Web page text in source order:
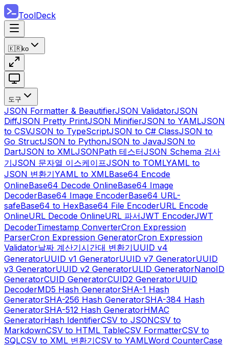
ToolDeck
🇰🇷ko
도구
JSON Formatter & BeautifierJSON ValidatorJSON
DiffJSON Pretty PrintJSON MinifierJSON to YAMLJSON
to CSVJSON to TypeScriptJSON to C# ClassJSON to
Go StructJSON to PythonJSON to JavaJSON to
DartJSON to XMLJSONPath 테스터JSON Schema 검사
기JSON 문자열 이스케이프JSON to TOMLYAML to
JSON 변환기YAML to XMLBase64 Encode
OnlineBase64 Decode OnlineBase64 Image
DecoderBase64 Image EncoderBase64 URL-
safeBase64 to HexBase64 File EncoderURL Encode
OnlineURL Decode OnlineURL 파서JWT EncoderJWT
DecoderTimestamp ConverterCron Expression
ParserCron Expression GeneratorCron Expression
Validator날짜 계산기시간대 변환기UUID v4
GeneratorUUID v1 GeneratorUUID v7 GeneratorUUID
v3 GeneratorUUID v2 GeneratorULID GeneratorNanoID
GeneratorCUID GeneratorCUID2 GeneratorUUID
DecoderMD5 Hash GeneratorSHA-1 Hash
GeneratorSHA-256 Hash GeneratorSHA-384 Hash
GeneratorSHA-512 Hash GeneratorHMAC
GeneratorHash IdentifierCSV to JSONCSV to
MarkdownCSV to HTML TableCSV FormatterCSV to
SQLCSV to XML 변환기CSV to YAMLWord CounterCase